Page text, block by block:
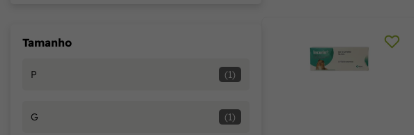
Tamanho
P (1)
G (1)